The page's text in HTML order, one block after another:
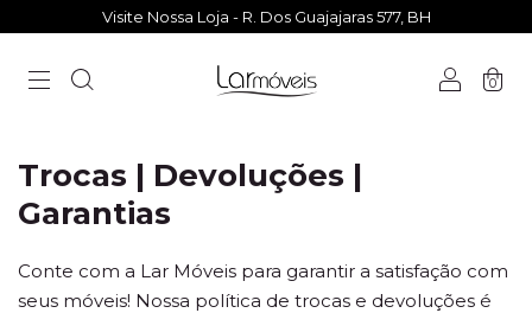
Visite Nossa Loja - R. Dos Guajajaras 577, BH
0
Trocas | Devoluções |
Garantias
Conte com a Lar Móveis para garantir a satisfação com
seus móveis! Nossa política de trocas e devoluções é